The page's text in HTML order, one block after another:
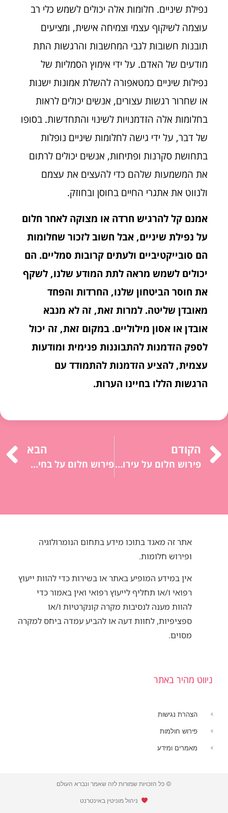
נפילת שיניים. חלומות אלה יכולים לשמש כלי רב
עוצמה לשיקוף עצמי וצמיחה אישית, ומציעים
תובנות חשובות לגבי המחשבות והרגשות התת
מודעים של האדם. על ידי אימוץ הסמליות של
נפילות שיניים כמטאפורה להשלת אמונות ישנות
או שחרור רגשות עצורים, אנשים יכולים לראות
בחלומות אלה הזדמנויות לשינוי והתחדשות. בסופו
של דבר, על ידי גישה לחלומות שיניים נופלות
בתחושת סקרנות ופתיחות, אנשים יכולים לרתום
את המשמעות שלהם כדי להעצים את עצמם
ולנווט את אתגרי החיים בחוסן ובחוזק.
אמנם קל להרגיש חרדה או מצוקה לאחר חלום
על נפילת שיניים, אבל חשוב לזכור שחלומות
הם סובייקטיביים ולעתים קרובות סמליים. הם
יכולים לשמש מראה לתת המודע שלנו, לשקף
את חוסר הביטחון שלנו, החרדות והפחד
מאובדן שליטה. למרות זאת, זה לא מנבא
אובדן או אסון מילוליים. במקום זאת, זה יכול
לספק הזדמנות להתבוננות פנימית ומודעות
עצמית, להציע הזדמנות להתמודד עם
הרגשות הללו בחיינו הערות.
הקודם
פירוש חלום על עירום בציבור: פגיעות, חשיפה, חוסר ביטחון, פחד משיפוטיות.
הבא
פירוש חלום על בחינה: חרדה, לחץ, פחד מכישלון, חוסר ביטחון עצמי.
אתר זה מאגד בתוכו מידע בתחום הנומרולוגיה
ופירוש חלומות.
אין במידע המופיע באתר או בשירות כדי להוות ייעוץ
רפואי ו/או תחליף לייעוץ רפואי ואין באמור כדי
להוות מענה לנסיבות מקרה קונקרטיות ו/או
ספציפיות, לחוות דעה או להביע עמדה ביחס למקרה
מסוים.
ניווט מהיר באתר
הצהרת נגישות
פירוש חולמות
מאמרים ומידע
© כל הזכויות שמורות לזה שאמר ונברא העולם
​ ניהול מוניטין באינטרנט